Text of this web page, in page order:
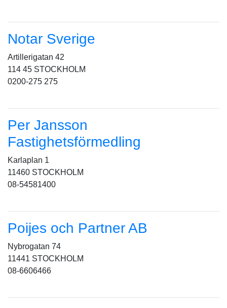
Notar Sverige
Artillerigatan 42
114 45 STOCKHOLM
0200-275 275
Per Jansson
Fastighetsförmedling
Karlaplan 1
11460 STOCKHOLM
08-54581400
Poijes och Partner AB
Nybrogatan 74
11441 STOCKHOLM
08-6606466